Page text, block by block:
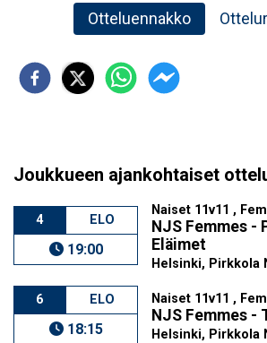
Otteluennakko
Joukkueen ajankohtaiset
4 ELO
19:00
Naiset 11v11 ,
NJS Femmes -
Eläimet
Helsinki, Pirkkola
6 ELO
18:15
Naiset 11v11 ,
NJS Femmes -
Helsinki, Pirkkola